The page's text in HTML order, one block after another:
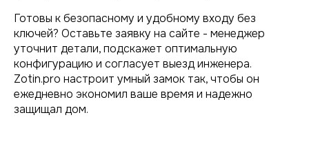
Готовы к безопасному и удобному входу без
ключей? Оставьте заявку на сайте - менеджер
уточнит детали, подскажет оптимальную
конфигурацию и согласует выезд инженера.
Zotin.pro настроит умный замок так, чтобы он
ежедневно экономил ваше время и надежно
защищал дом.